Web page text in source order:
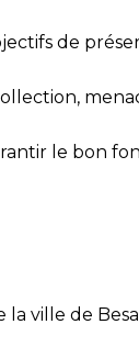
de
le bon
la ville de